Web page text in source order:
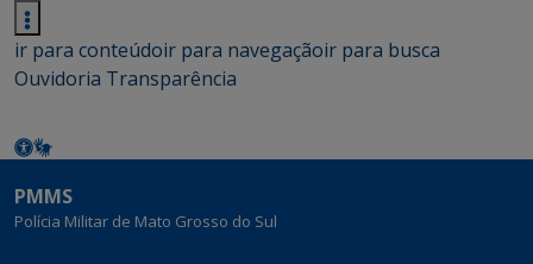
ir para conteúdoir para navegaçãoir para busca
Ouvidoria Transparência
PMMS
Polícia Militar de Mato Grosso do Sul